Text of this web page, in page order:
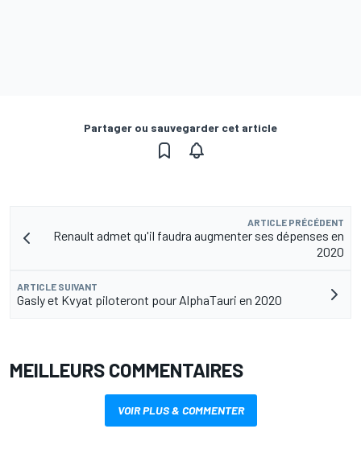
Partager ou sauvegarder cet article
ARTICLE PRÉCÉDENT
Renault admet qu'il faudra augmenter ses dépenses en
2020
ARTICLE SUIVANT
Gasly et Kvyat piloteront pour AlphaTauri en 2020
MEILLEURS COMMENTAIRES
VOIR PLUS & COMMENTER